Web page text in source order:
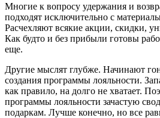
Многие к вопросу удержания и
подходят исключительно с
Расчехляют всякие акции, скидки,
Как будто и без прибыли готовы
еще.
Другие мыслят глубже. Начинают
создания программы лояльности.
как правило, на долго не хватает.
программы лояльности зачастую
подаркам. Лучше конечно, но все